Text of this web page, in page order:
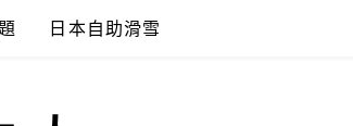
日本自助滑雪